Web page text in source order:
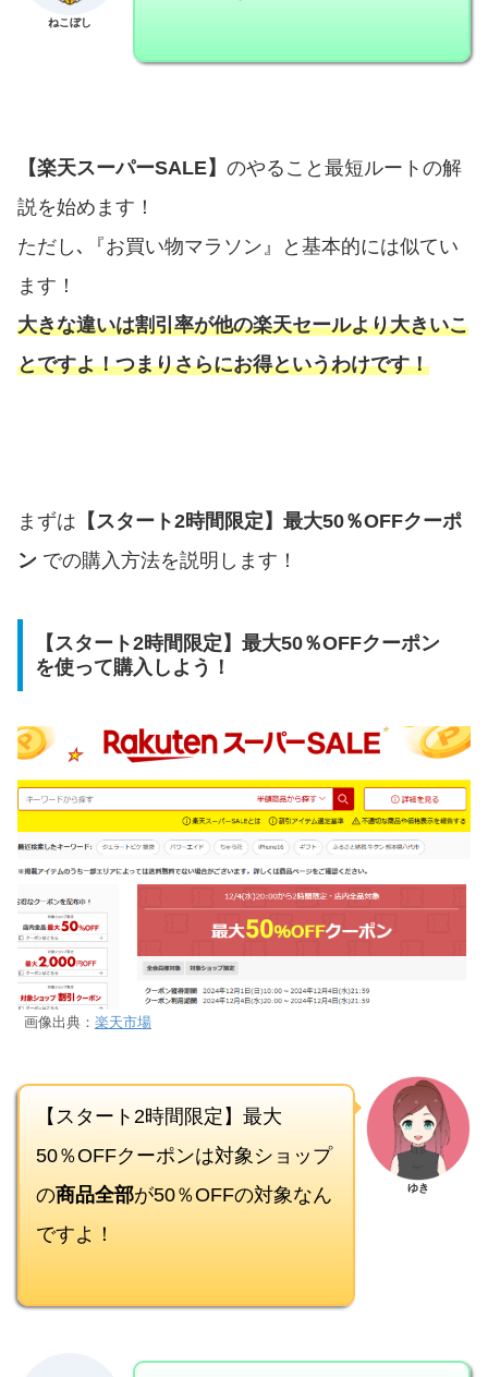
ねこぼし
【楽天スーパーSALE】 のやること最短ルートの解
説を始めます！
ただし､『お買い物マラソン』と基本的には似てい
ます！
大きな違いは割引率が他の楽天セールより大きいこ
とですよ！つまりさらにお得というわけです！
まずは 【スタート2時間限定】最大50％OFFクーポ
ン での購入方法を説明します！
【スタート2時間限定】最大50％OFFクーポン
を使って購入しよう！
画像出典： 楽天市場
【スタート2時間限定】最大
50％OFFクーポンは対象ショップ
の商品全部が50％OFFの対象なん
ですよ！
ゆき